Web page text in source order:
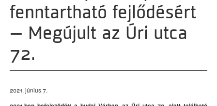
fenntartható fejlődésért
– Megújult az Úri utca
72.
2021. június 7.